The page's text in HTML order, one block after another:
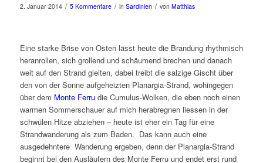
2. Januar 2014 / 5 Kommentare / in Sardinien / von Matthias
Eine starke Brise von Osten lässt heute die Brandung rhythmisch
heranrollen, sich grollend und schäumend brechen und danach
weit auf den Strand gleiten, dabei treibt die salzige Gischt über
den von der Sonne aufgeheizten Planargia-Strand, wohingegen
über dem Monte Ferrudie Cumulus-Wolken, die eben noch einen
warmen Sommerschauer auf mich herabregnen liessen in der
schwülen Hitze abziehen – heute ist eher ein Tag für eine
Strandwanderung als zum Baden. Das kann auch eine
ausgedehntere Wanderung ergeben, denn der Planargia-Strand
beginnt bei den Ausläufern des Monte Ferru und endet erst rund